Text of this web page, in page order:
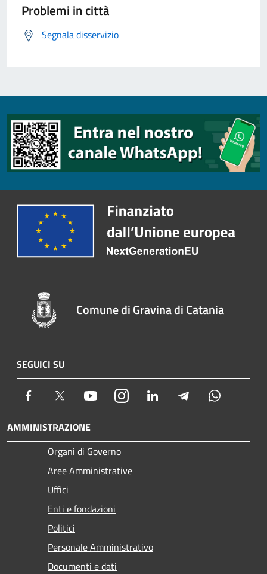
Problemi in città
Segnala disservizio
Comune di Gravina di Catania
SEGUICI SU
Facebook Twitter YoutubeInstagram LinkedIn Telegram
AMMINISTRAZIONE
Organi di Governo
Aree Amministrative
Uffici
Enti e fondazioni
Politici
Personale Amministrativo
Documenti e dati